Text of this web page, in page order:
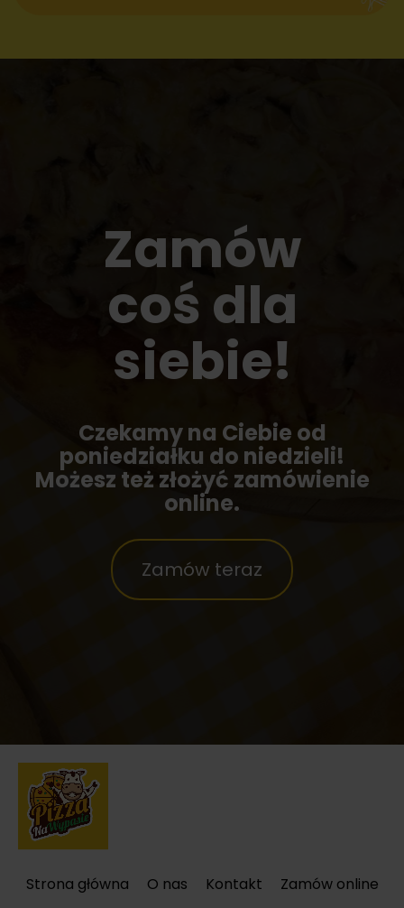
Zamów
coś dla
siebie!
Czekamy na Ciebie od
poniedziałku do niedzieli!
Możesz też złożyć zamówienie
online.
Zamów teraz
Strona główna O nas Kontakt
Zamów online